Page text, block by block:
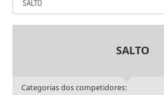
SALTO
Categorias dos competidores: